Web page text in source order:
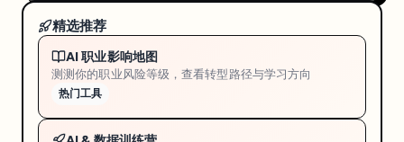
精选推荐
AI 职业影响地图
测测你的职业风险等级，查看转型路径与学习方向
热门工具